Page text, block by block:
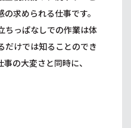
求められる仕事です。
ちっぱなしでの作業は体
だけでは知ることのでき
の大変さと同時に、